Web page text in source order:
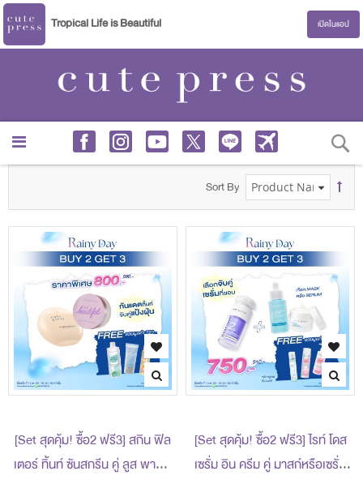
Tropical Life is Beautiful เปิดในแอป
Sort By
[Set สุดคุ้ม! ซื้อ2 ฟรี3] สกิน ฟิล
เตอร์ ทิ้นท์ ซันสกรีน คู่ ลูส พาวเด
[Set สุดคุ้ม! ซื้อ2 ฟรี3] ไรท์ โดส
เซรั่ม อิน ครีม คู่ มาสก์หรือเซรั่ม